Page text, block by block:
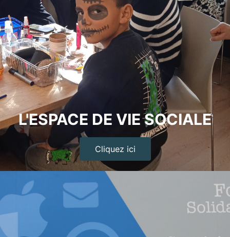
L'ESPACE DE VIE SOCIALE
Cliquez ici